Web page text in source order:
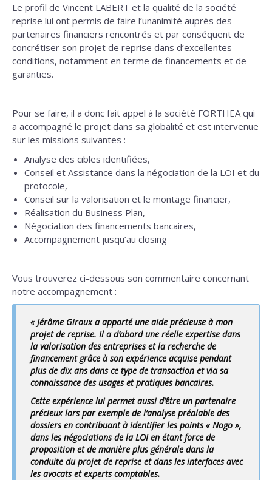
Le profil de Vincent LABERT et la qualité de la société
reprise lui ont permis de faire l’unanimité auprès des
partenaires financiers rencontrés et par conséquent de
concrétiser son projet de reprise dans d’excellentes
conditions, notamment en terme de financements et de
garanties.
Pour se faire, il a donc fait appel à la société FORTHEA qui
a accompagné le projet dans sa globalité et est intervenue
sur les missions suivantes :
Analyse des cibles identifiées,
Conseil et Assistance dans la négociation de la LOI et du
protocole,
Conseil sur la valorisation et le montage financier,
Réalisation du Business Plan,
Négociation des financements bancaires,
Accompagnement jusqu’au closing
Vous trouverez ci-dessous son commentaire concernant
notre accompagnement :
« Jérôme Giroux a apporté une aide précieuse à mon
projet de reprise. Il a d’abord une réelle expertise dans
la valorisation des entreprises et la recherche de
financement grâce à son expérience acquise pendant
plus de dix ans dans ce type de transaction et via sa
connaissance des usages et pratiques bancaires.
Cette expérience lui permet aussi d’être un partenaire
précieux lors par exemple de l’analyse préalable des
dossiers en contribuant à identifier les points « Nogo »,
dans les négociations de la LOI en étant force de
proposition et de manière plus générale dans la
conduite du projet de reprise et dans les interfaces avec
les avocats et experts comptables.